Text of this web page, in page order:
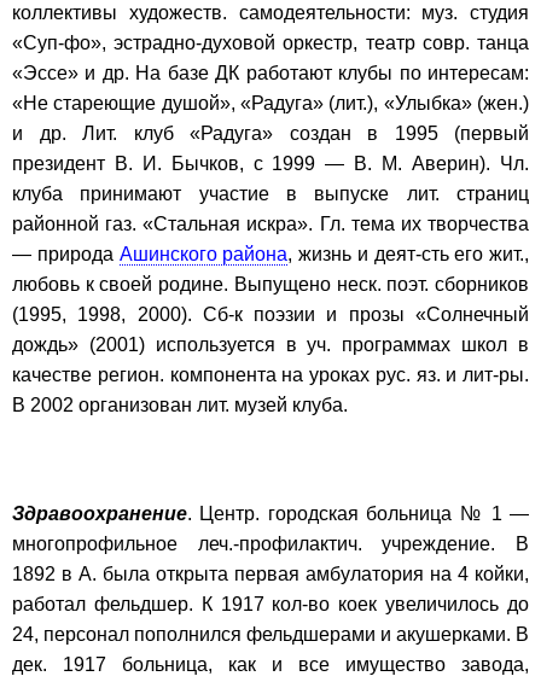
коллективы художеств. самодеятельности: муз. студия
«Суп-фо», эстрадно-духовой оркестр, театр совр. танца
«Эссе» и др. На базе ДК работают клубы по интересам:
«Не стареющие душой», «Радуга» (лит.), «Улыбка» (жен.)
и др. Лит. клуб «Радуга» создан в 1995 (первый
президент В. И. Бычков, с 1999 — В. М. Аверин). Чл.
клуба принимают участие в выпуске лит. страниц
районной газ. «Стальная искра». Гл. тема их творчества
— природа Ашинского района, жизнь и деят-сть его жит.,
любовь к своей родине. Выпущено неск. поэт. сборников
(1995, 1998, 2000). Сб-к поэзии и прозы «Солнечный
дождь» (2001) используется в уч. программах школ в
качестве регион. компонента на уроках рус. яз. и лит-ры.
В 2002 организован лит. музей клуба.
Здравоохранение. Центр. городская больница № 1 —
многопрофильное леч.-профилактич. учреждение. В
1892 в А. была открыта первая амбулатория на 4 койки,
работал фельдшер. К 1917 кол-во коек увеличилось до
24, персонал пополнился фельдшерами и акушерками. В
дек. 1917 больница, как и все имущество завода,